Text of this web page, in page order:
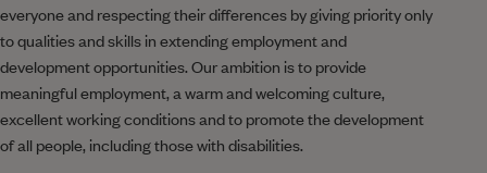
everyone and respecting their differences by giving priority only
to qualities and skills in extending employment and
development opportunities. Our ambition is to provide
meaningful employment, a warm and welcoming culture,
excellent working conditions and to promote the development
of all people, including those with disabilities.